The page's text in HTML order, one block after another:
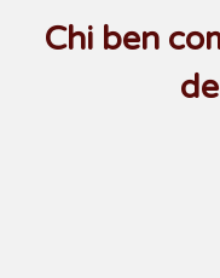
Chi ben